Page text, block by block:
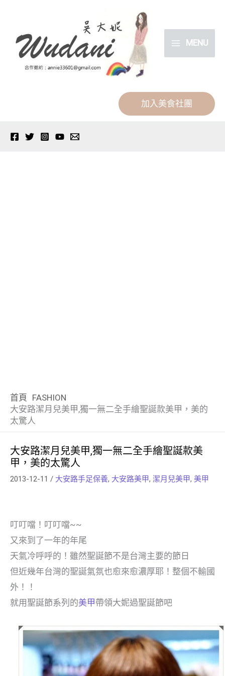
MENU
加入美食社團
首頁 FASHION
大安路潔月兒美甲,獨一無二全手繪聖誕款美甲，美的
太驚人
大安路潔月兒美甲,獨一無二全手繪聖誕款美
甲，美的太驚人
2013-12-11 / 大安路手足保養, 大安路美甲, 潔月兒美甲, 美甲
叮叮噹！叮叮噹~~
又來到了一年的年尾
天氣冷呼呼的！雖然聖誕節不是台灣主要的節日
但近幾年台灣的聖誕氣氛也愈來愈濃厚耶！整個不輸國
外！！
就用聖誕節系列的美甲帶領大妮過聖誕節吧